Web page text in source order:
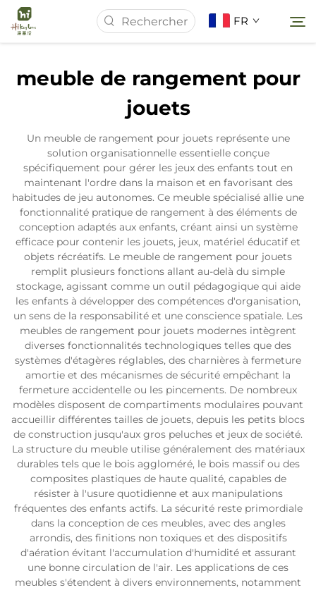
FR
À Propos de Nous
Produits
Actualités
Études de Cas
Contactez-nous
meuble de rangement pour
jouets
Un meuble de rangement pour jouets représente une
solution organisationnelle essentielle conçue
spécifiquement pour gérer les jeux des enfants tout en
maintenant l'ordre dans la maison et en favorisant des
habitudes de jeu autonomes. Ce meuble spécialisé allie une
fonctionnalité pratique de rangement à des éléments de
conception adaptés aux enfants, créant ainsi un système
efficace pour contenir les jouets, jeux, matériel éducatif et
objets récréatifs. Le meuble de rangement pour jouets
remplit plusieurs fonctions allant au-delà du simple
stockage, agissant comme un outil pédagogique qui aide
les enfants à développer des compétences d'organisation,
un sens de la responsabilité et une conscience spatiale. Les
meubles de rangement pour jouets modernes intègrent
diverses fonctionnalités technologiques telles que des
systèmes d'étagères réglables, des charnières à fermeture
amortie et des mécanismes de sécurité empêchant la
fermeture accidentelle ou les pincements. De nombreux
modèles disposent de compartiments modulaires pouvant
accueillir différentes tailles de jouets, depuis les petits blocs
de construction jusqu'aux gros peluches et jeux de société.
La structure du meuble utilise généralement des matériaux
durables tels que le bois aggloméré, le bois massif ou des
composites plastiques de haute qualité, capables de
résister à l'usure quotidienne et aux manipulations
fréquentes des enfants actifs. La sécurité reste primordiale
dans la conception de ces meubles, avec des angles
arrondis, des finitions non toxiques et des dispositifs
d'aération évitant l'accumulation d'humidité et assurant
une bonne circulation de l'air. Les applications de ces
meubles s'étendent à divers environnements, notamment